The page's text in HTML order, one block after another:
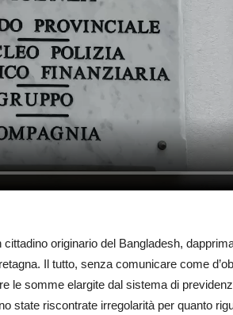
originario del Bangladesh,
Il tutto, senza comunicare come
le somme elargite dal sistema di
state riscontrate irregolarità per quanto